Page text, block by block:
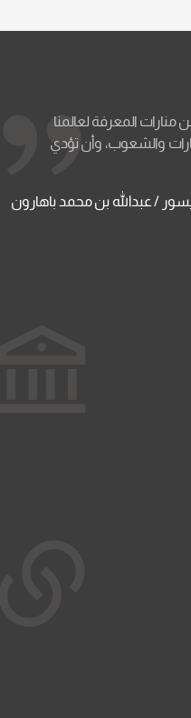
منارات المعرفة لعالمنا
والشعوب، وأن تؤدي
/ عبدالله بن محمد باهارون